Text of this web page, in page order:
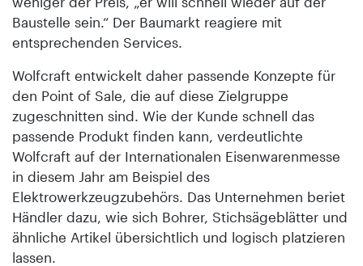
Baustelle sein.“ Der Baumarkt reagiere mit
entsprechenden Services.
Wolfcraft entwickelt daher passende Konzepte für
den Point of Sale, die auf diese Zielgruppe
zugeschnitten sind. Wie der Kunde schnell das
passende Produkt finden kann, verdeutlichte
Wolfcraft auf der Internationalen Eisenwarenmesse
in diesem Jahr am Beispiel des
Elektrowerkzeugzubehörs. Das Unternehmen beriet
Händler dazu, wie sich Bohrer, Stichsägeblätter und
ähnliche Artikel übersichtlich und logisch platzieren
lassen.